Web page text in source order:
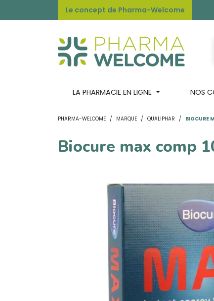
Le concept de Pharma-Welcome
LA PHARMACIE EN LIGNE NOS
PHARMA-WELCOME MARQUE QUALIPHAR BIOCURE
Biocure max comp